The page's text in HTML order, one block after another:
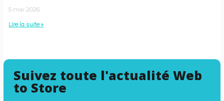
5 mai 2026
Lire la suite »
Suivez toute l'actualité Web
to Store